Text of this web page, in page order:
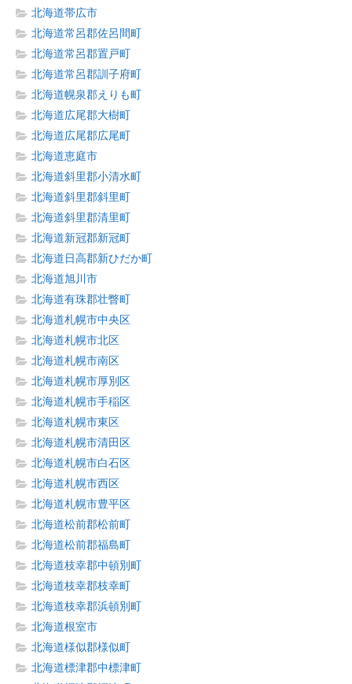
北海道帯広市
北海道常呂郡佐呂間町
北海道常呂郡置戸町
北海道常呂郡訓子府町
北海道幌泉郡えりも町
北海道広尾郡大樹町
北海道広尾郡広尾町
北海道恵庭市
北海道斜里郡小清水町
北海道斜里郡斜里町
北海道斜里郡清里町
北海道新冠郡新冠町
北海道日高郡新ひだか町
北海道旭川市
北海道有珠郡壮瞥町
北海道札幌市中央区
北海道札幌市北区
北海道札幌市南区
北海道札幌市厚別区
北海道札幌市手稲区
北海道札幌市東区
北海道札幌市清田区
北海道札幌市白石区
北海道札幌市西区
北海道札幌市豊平区
北海道松前郡松前町
北海道松前郡福島町
北海道枝幸郡中頓別町
北海道枝幸郡枝幸町
北海道枝幸郡浜頓別町
北海道根室市
北海道様似郡様似町
北海道標津郡中標津町